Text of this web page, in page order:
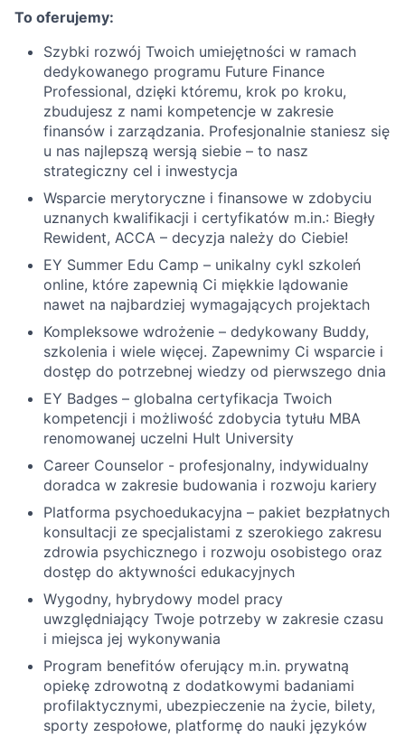
To oferujemy:
Szybki rozwój Twoich umiejętności w ramach
dedykowanego programu Future Finance
Professional, dzięki któremu, krok po kroku,
zbudujesz z nami kompetencje w zakresie
finansów i zarządzania. Profesjonalnie staniesz się
u nas najlepszą wersją siebie – to nasz
strategiczny cel i inwestycja
Wsparcie merytoryczne i finansowe w zdobyciu
uznanych kwalifikacji i certyfikatów m.in.: Biegły
Rewident, ACCA – decyzja należy do Ciebie!
EY Summer Edu Camp – unikalny cykl szkoleń
online, które zapewnią Ci miękkie lądowanie
nawet na najbardziej wymagających projektach
Kompleksowe wdrożenie – dedykowany Buddy,
szkolenia i wiele więcej. Zapewnimy Ci wsparcie i
dostęp do potrzebnej wiedzy od pierwszego dnia
EY Badges – globalna certyfikacja Twoich
kompetencji i możliwość zdobycia tytułu MBA
renomowanej uczelni Hult University
Career Counselor - profesjonalny, indywidualny
doradca w zakresie budowania i rozwoju kariery
Platforma psychoedukacyjna – pakiet bezpłatnych
konsultacji ze specjalistami z szerokiego zakresu
zdrowia psychicznego i rozwoju osobistego oraz
dostęp do aktywności edukacyjnych
Wygodny, hybrydowy model pracy
uwzględniający Twoje potrzeby w zakresie czasu
i miejsca jej wykonywania
Program benefitów oferujący m.in. prywatną
opiekę zdrowotną z dodatkowymi badaniami
profilaktycznymi, ubezpieczenie na życie, bilety,
sporty zespołowe, platformę do nauki języków